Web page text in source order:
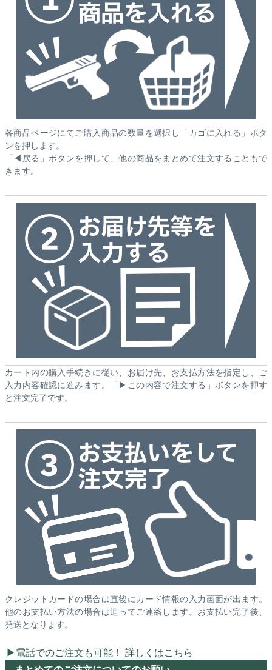
各商品ページにてご購入商品の数量を選択し「カゴに入れる」ボタ
ンを押します。
「◀戻る」ボタンを押して、他の商品をまとめて注文することもで
きます。
カート内の購入手続きに従い、お届け先、お支払方法を指定し、ご
入力内容確認に進みます。「▶この内容で注文する」ボタンを押す
と注文完了です。
クレジットカードの場合は直後にカード情報の入力画面が出ます。
他のお支払い方法の場合は追ってご連絡します。お支払い完了後、
発送となります。
電話でのご注文も可能！ 詳しくはこちら